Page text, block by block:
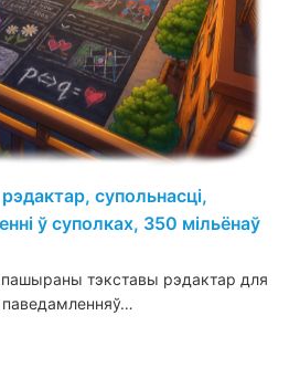
супольнасці,
ў суполках, 350 мільёнаў
пашыраны тэкставы рэдактар для